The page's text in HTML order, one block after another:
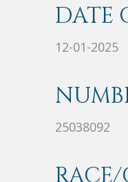
DATE
12-01-2025
25038092